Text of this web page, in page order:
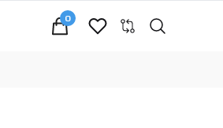
Search
0
view bag